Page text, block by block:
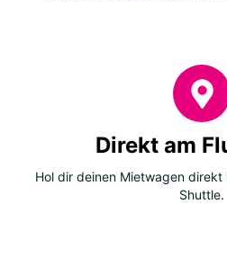
Direkt am
Hol dir deinen Mietwagen direkt
Shuttle.